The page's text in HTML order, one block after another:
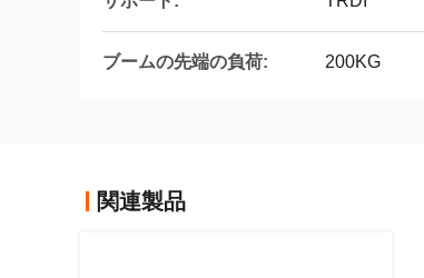
ブームの先端の負荷: 200KG
関連製品